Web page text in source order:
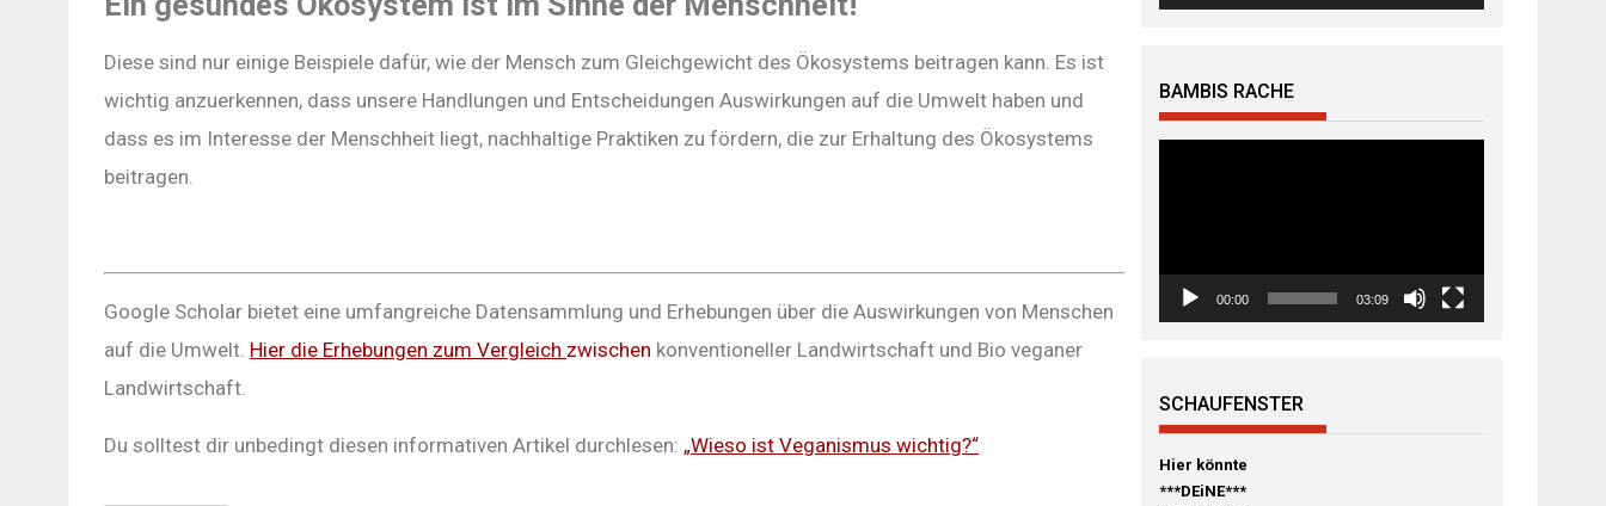
Diese sind nur einige Beispiele dafür, wie der Mensch zum Gleichgewicht des Ökosystems beitragen kann. Es ist
wichtig anzuerkennen, dass unsere Handlungen und Entscheidungen Auswirkungen auf die Umwelt haben und
dass es im Interesse der Menschheit liegt, nachhaltige Praktiken zu fördern, die zur Erhaltung des Ökosystems
beitragen.
Google Scholar bietet eine umfangreiche Datensammlung und Erhebungen über die Auswirkungen von Menschen
auf die Umwelt. Hier die Erhebungen zum Vergleich zwischen konventioneller Landwirtschaft und Bio veganer
Landwirtschaft.
Du solltest dir unbedingt diesen informativen Artikel durchlesen: „Wieso ist Veganismus wichtig?“
BAMBIS RACHE
00:00 03:09
SCHAUFENSTER
Hier könnte
***DEiNE***